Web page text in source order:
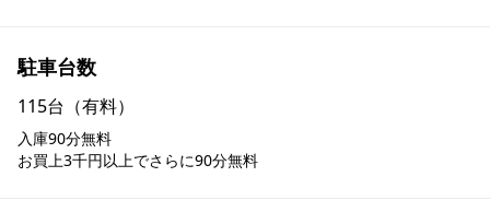
駐車台数
115台（有料）
入庫90分無料
お買上3千円以上でさらに90分無料